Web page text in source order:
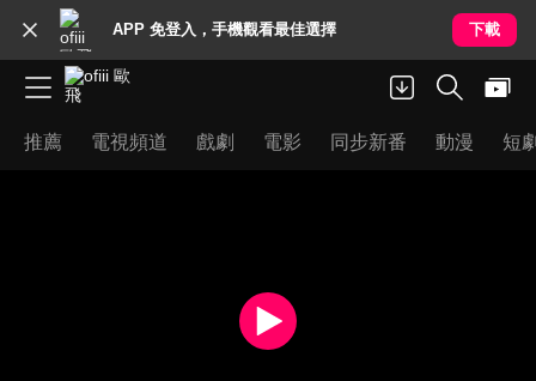
APP 免登入，手機觀看最佳選擇 下載
推薦 電視頻道 戲劇 電影 同步新番 動漫 短